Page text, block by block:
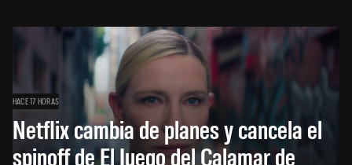
HACE 17 HORAS
Netflix cambia de planes y cancela el
spinoff de El Juego del Calamar de